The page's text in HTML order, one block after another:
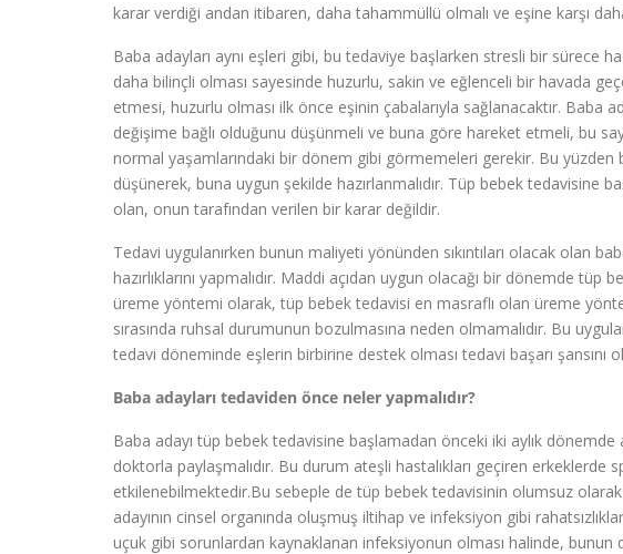
karar verdiği andan itibaren, daha tahammüllü olmalı ve eşine karşı
Baba adayları aynı eşleri gibi, bu tedaviye başlarken stresli bir sürece
daha bilinçli olması sayesinde huzurlu, sakin ve eğlenceli bir havada
etmesi, huzurlu olması ilk önce eşinin çabalarıyla sağlanacaktır. Baba
değişime bağlı olduğunu düşünmeli ve buna göre hareket etmeli, bu
normal yaşamlarındaki bir dönem gibi görmemeleri gerekir. Bu
düşünerek, buna uygun şekilde hazırlanmalıdır. Tüp bebek tedavisine
olan, onun tarafından verilen bir karar değildir.
Tedavi uygulanırken bunun maliyeti yönünden sıkıntıları olacak olan
hazırlıklarını yapmalıdır. Maddi açıdan uygun olacağı bir dönemde tüp
üreme yöntemi olarak, tüp bebek tedavisi en masraflı olan üreme
sırasında ruhsal durumunun bozulmasına neden olmamalıdır. Bu
tedavi döneminde eşlerin birbirine destek olması tedavi başarı şansını
Baba adayları tedaviden önce neler yapmalıdır?
Baba adayı tüp bebek tedavisine başlamadan önceki iki aylık
doktorla paylaşmalıdır. Bu durum ateşli hastalıkları geçiren erkeklerde
etkilenebilmektedir.Bu sebeple de tüp bebek tedavisinin olumsuz
adayının cinsel organında oluşmuş iltihap ve infeksiyon gibi
uçuk gibi sorunlardan kaynaklanan infeksiyonun olması halinde, bunun